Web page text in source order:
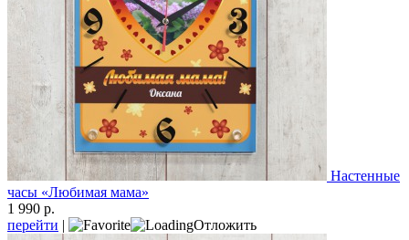
Настенные
часы «Любимая мама»
1 990 р.
перейти | Отложить